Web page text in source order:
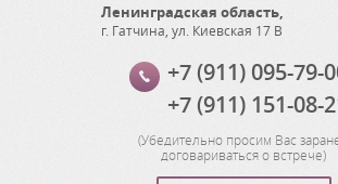
Ленинградская область,
г. Гатчина ул. Киевская 17 В
+7 (911) 095-79-
+7 (911) 151-08-
(Убедительно просим Вас
договариваться о встрече)